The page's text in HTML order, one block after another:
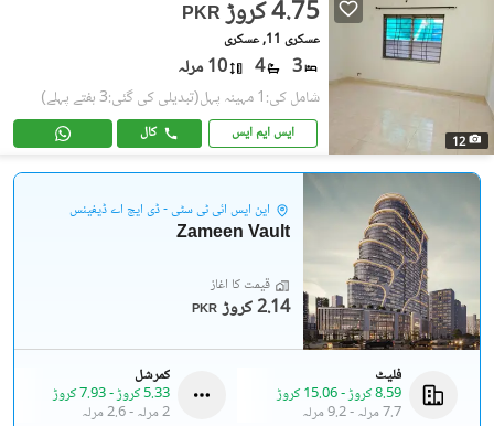
12
PKR 4.75 کروڑ
عسکری 11, عسکری
3
4 10 مرلہ
شامل کی:1 مہینہ پہل (تبدیلی کی گئی:3 ہفتے پہلے)
ایس ایم ایس کال
این ایس آئی ٹی سٹی - ڈی ایچ اے ڈیفینس
Zameen Vault
قیمت کا آغاز
PKR 2.14 کروڑ
فلیٹ
8.59 کروڑ
-15.06 کروڑ
7.7 مرلہ
-9.2 مرلہ
کمرشل
5.33 کروڑ
-7.93 کروڑ
2 مرلہ
-2.6 مرلہ